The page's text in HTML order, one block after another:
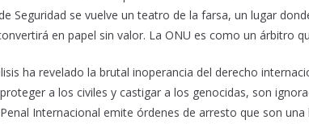
Seguridad se vuelve un teatro de la farsa, un lugar
en papel sin valor. La ONU es como un árbitro
ha revelado la brutal inoperancia del derecho
a los civiles y castigar a los genocidas, son
Internacional emite órdenes de arresto que son